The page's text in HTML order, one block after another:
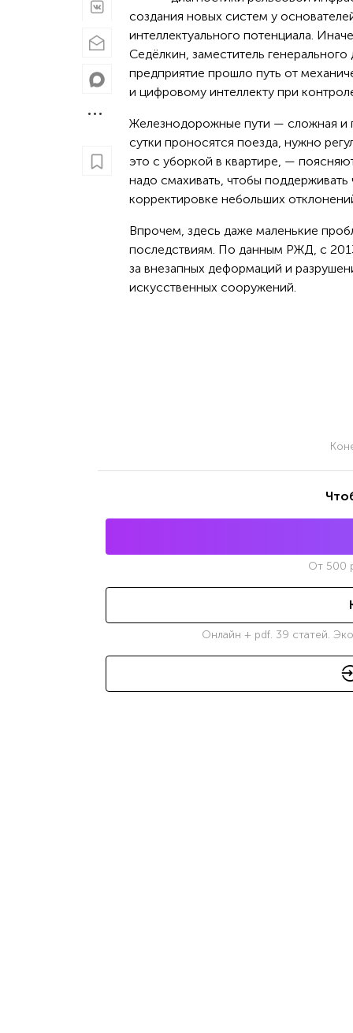
создания новых систем у
интеллектуального потенциала.
Седёлкин, заместитель
предприятие прошло путь от
и цифровому интеллекту при
Железнодорожные пути — сложная и
сутки проносятся поезда, нужно
это с уборкой в квартире, —
надо смахивать, чтобы поддерживать
корректировке небольших
Впрочем, здесь даже маленькие
последствиям. По данным РЖД, с
за внезапных деформаций и
искусственных сооружений.
От 500
Онлайн + pdf. 39 статей.